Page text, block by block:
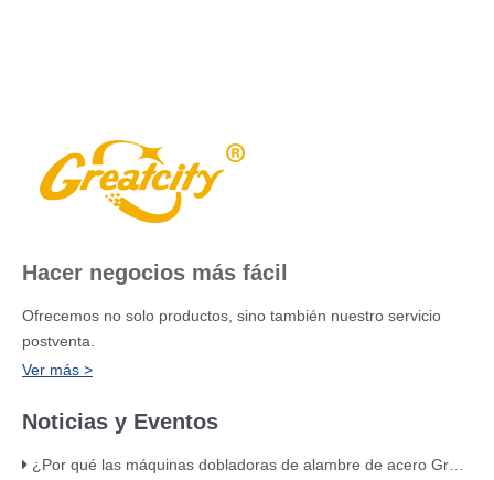
Hacer negocios más fácil
Ofrecemos no solo productos, sino también nuestro servicio
postventa.
Ver más >
Noticias y Eventos
¿Por qué las máquinas dobladoras de alambre de acero Greatcity utilizan servomotores?